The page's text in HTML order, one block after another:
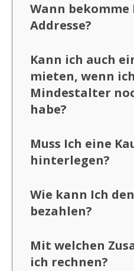
Wann
Addresse?
Kann ich auch
mieten, wenn
Mindestalter
habe?
Muss Ich eine
hinterlegen?
Wie kann Ich
bezahlen?
Mit welchen
ich rechnen?